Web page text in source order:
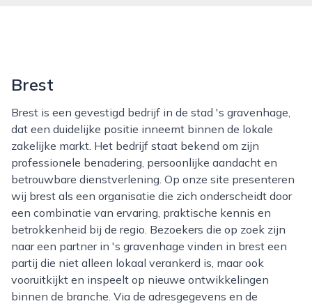
Brest
Brest is een gevestigd bedrijf in de stad 's gravenhage,
dat een duidelijke positie inneemt binnen de lokale
zakelijke markt. Het bedrijf staat bekend om zijn
professionele benadering, persoonlijke aandacht en
betrouwbare dienstverlening. Op onze site presenteren
wij brest als een organisatie die zich onderscheidt door
een combinatie van ervaring, praktische kennis en
betrokkenheid bij de regio. Bezoekers die op zoek zijn
naar een partner in 's gravenhage vinden in brest een
partij die niet alleen lokaal verankerd is, maar ook
vooruitkijkt en inspeelt op nieuwe ontwikkelingen
binnen de branche. Via de adresgegevens en de